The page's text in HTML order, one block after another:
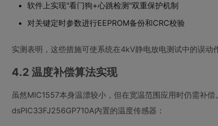
软件上实现"看门狗+心跳检测"双重保护机制
对关键定时参数进行EEPROM备份和CRC校验
实测表明，这些措施可使系统在4kV静电放电测试中的误动
4.2 温度补偿算法实现
虽然MIC1557本身温漂较小，但在宽温范围应用时仍需补
dsPIC33FJ256GP710A内置的温度传感器：